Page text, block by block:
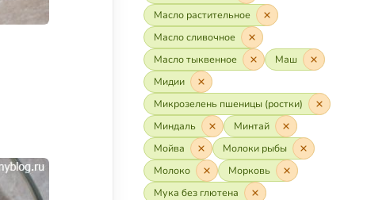
Масло растительное
Масло сливочное
Масло тыквенное
Маш
Мидии
Микрозелень пшеницы (ростки)
Миндаль
Минтай
Мойва
Молоки рыбы
Молоко
Морковь
Мука без глютена